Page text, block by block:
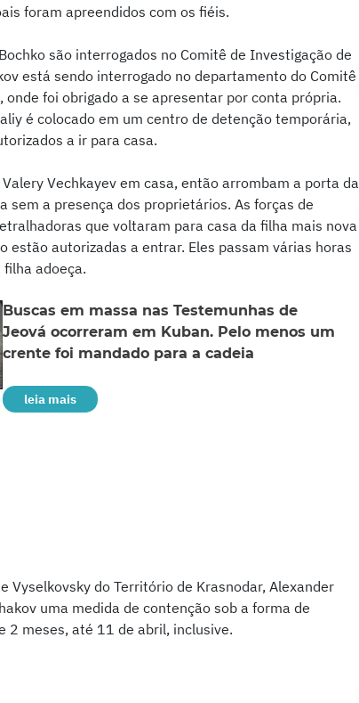
foram apreendidos com os fiéis.
são interrogados no Comitê de Investigação de
está sendo interrogado no departamento do Comitê
onde foi obrigado a se apresentar por conta própria.
é colocado em um centro de detenção temporária,
a ir para casa.
Vechkayev em casa, então arrombam a porta da
sem a presença dos proprietários. As forças de
que voltaram para casa da filha mais nova
estão autorizadas a entrar. Eles passam várias horas
filha adoeça.
Buscas em massa nas Testemunhas de
Jeová ocorreram em Kuban. Pelo menos um
crente foi mandado para a cadeia
leia mais
Vyselkovsky do Território de Krasnodar, Alexander
uma medida de contenção sob a forma de
2 meses, até 11 de abril, inclusive.